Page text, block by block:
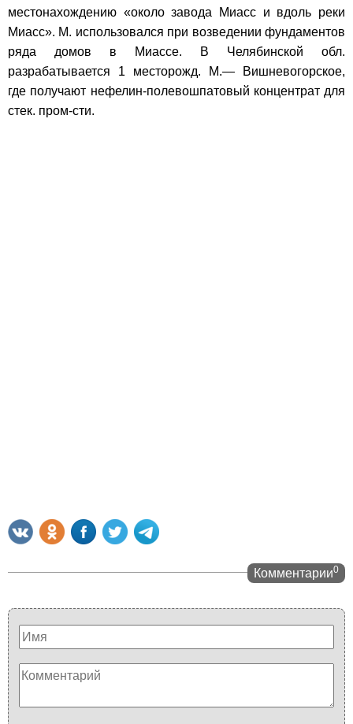
местонахождению «около завода Миасс и вдоль реки
Миасс». М. использовался при возведении фундаментов
ряда домов в Миассе. В Челябинской обл.
разрабатывается 1 месторожд. М.— Вишневогорское,
где получают нефелин-полевошпатовый концентрат для
стек. пром-сти.
Комментарии0